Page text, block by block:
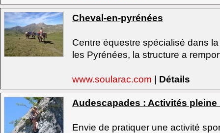
Cheval-en-pyrénées
Centre équestre spécialisé dans
les Pyrénées, la structure a
www.soularac.com | Détails
Audescapades : Activités
Envie de pratiquer une activité